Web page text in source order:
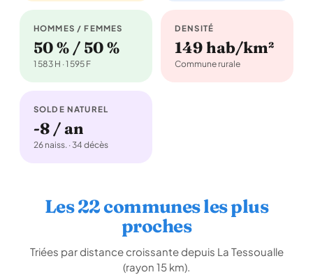
HOMMES / FEMMES
50 % / 50 %
1 583 H · 1 595 F
DENSITÉ
149 hab/km²
Commune rurale
SOLDE NATUREL
-8 / an
26 naiss. · 34 décès
Les 22 communes les plus
proches
Triées par distance croissante depuis La Tessoualle
(rayon 15 km).